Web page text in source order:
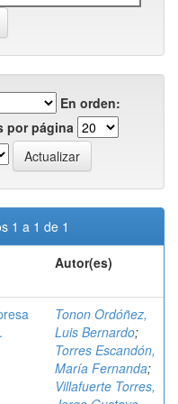
En orden:
por página
1 a 1 de 1
Autor(es)
Tonon Ordóñez,
Luis Bernardo;
Torres Escandón,
María Fernanda;
Villafuerte Torres,